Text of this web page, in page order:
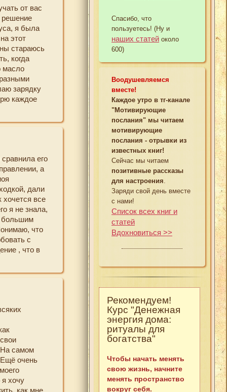
в
когда мои
тараканы в
все
марафон
я вернусь
для
марафоны,
когда-то
Вам
от вас
решение
я была
этот
стараюсь
когда
масло
зарядку
каждое
нас
Я как
его
а
дали
хочется все
я не знала,
большим
что
с
, что в
к моим
дню
На самом
очень
я хочу
как мне
Спасибо, что
пользуетесь! (Ну и
наших статей около
600)
Воодушевляемся
вместе!
Каждое утро в тг-канале
"Мотивирующие
послания" мы читаем
мотивирующие
послания - отрывки из
известных книг!
Сейчас мы читаем
позитивные рассказы
для настроения
Заряди свой день вместе
с нами!
Список всех книг и
статей
Вдохновиться >>
Рекомендуем!
Курс "Денежная
энергия дома:
ритуалы для
богатства"
Чтобы начать менять
свою жизнь, начните
менять пространство
вокруг себя.